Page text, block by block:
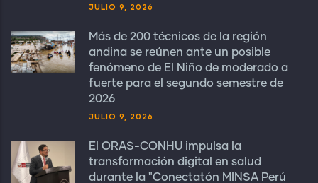
JULIO 9, 2026
Más de 200 técnicos de la región
andina se reúnen ante un posible
fenómeno de El Niño de moderado a
fuerte para el segundo semestre de
2026
JULIO 9, 2026
El ORAS-CONHU impulsa la
transformación digital en salud
durante la "Conectatón MINSA Perú